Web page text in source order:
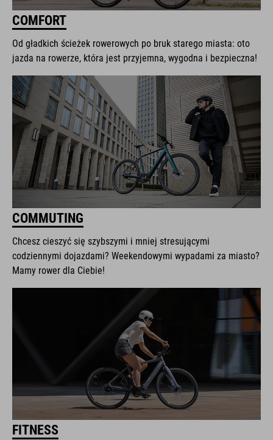
COMFORT
Od gładkich ścieżek rowerowych po bruk starego miasta: oto
jazda na rowerze, która jest przyjemna, wygodna i bezpieczna!
COMMUTING
Chcesz cieszyć się szybszymi i mniej stresującymi
codziennymi dojazdami? Weekendowymi wypadami za miasto?
Mamy rower dla Ciebie!
FITNESS